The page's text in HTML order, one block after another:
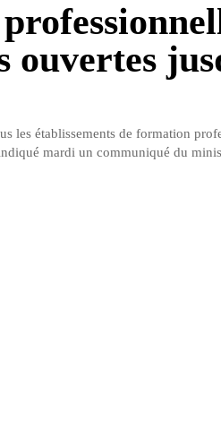
ouvertes
les établissements de formation
mardi un communiqué du